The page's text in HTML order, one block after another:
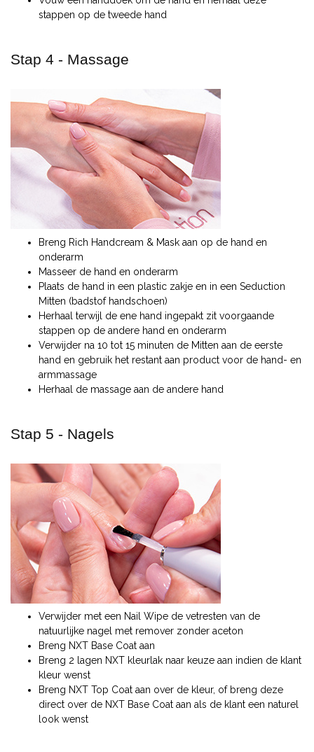
stappen op de tweede hand
Stap 4 - Massage
Breng Rich Handcream & Mask aan op de hand en
onderarm
Masseer de hand en onderarm
Plaats de hand in een plastic zakje en in een Seduction
Mitten (badstof handschoen)
Herhaal terwijl de ene hand ingepakt zit voorgaande
stappen op de andere hand en onderarm
Verwijder na 10 tot 15 minuten de Mitten aan de eerste
hand en gebruik het restant aan product voor de hand- en
armmassage
Herhaal de massage aan de andere hand
Stap 5 - Nagels
Verwijder met een Nail Wipe de vetresten van de
natuurlijke nagel met remover zonder aceton
Breng NXT Base Coat aan
Breng 2 lagen NXT kleurlak naar keuze aan indien de klant
kleur wenst
Breng NXT Top Coat aan over de kleur, of breng deze
direct over de NXT Base Coat aan als de klant een naturel
look wenst